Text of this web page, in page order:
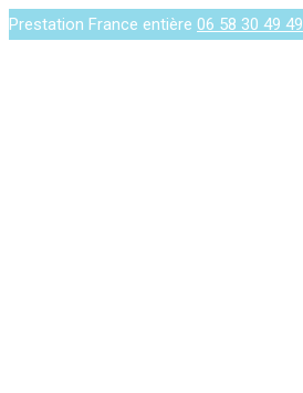
Prestation France entière 06 58 30 49 49